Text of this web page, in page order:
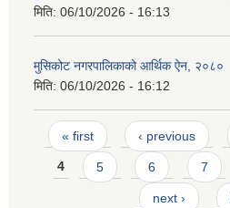
मिति: 06/10/2026 - 16:13
मुसिकोट नगरपालिकाको आर्थिक ऐन, २०८०
मिति: 06/10/2026 - 16:12
Pages
« first ‹ previous
4 5 6 7
next ›